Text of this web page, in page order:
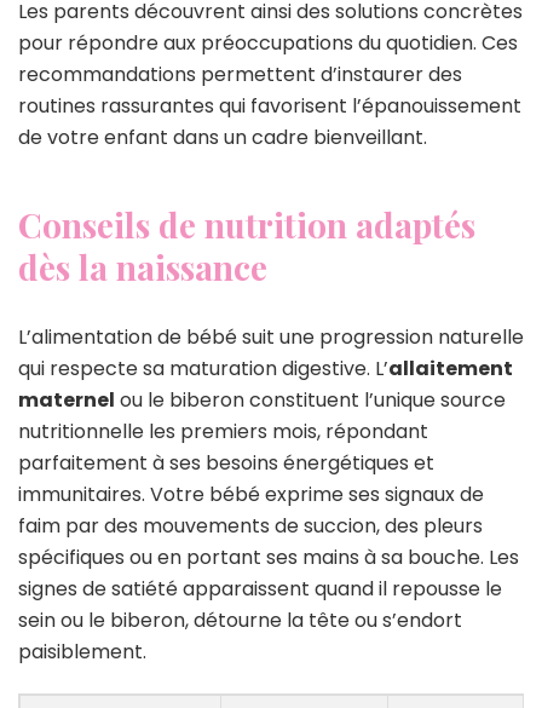
Les parents découvrent ainsi des solutions concrètes
pour répondre aux préoccupations du quotidien. Ces
recommandations permettent d’instaurer des
routines rassurantes qui favorisent l’épanouissement
de votre enfant dans un cadre bienveillant.
Conseils de nutrition adaptés
dès la naissance
L’alimentation de bébé suit une progression naturelle
qui respecte sa maturation digestive. L’allaitement
maternel ou le biberon constituent l’unique source
nutritionnelle les premiers mois, répondant
parfaitement à ses besoins énergétiques et
immunitaires. Votre bébé exprime ses signaux de
faim par des mouvements de succion, des pleurs
spécifiques ou en portant ses mains à sa bouche. Les
signes de satiété apparaissent quand il repousse le
sein ou le biberon, détourne la tête ou s’endort
paisiblement.